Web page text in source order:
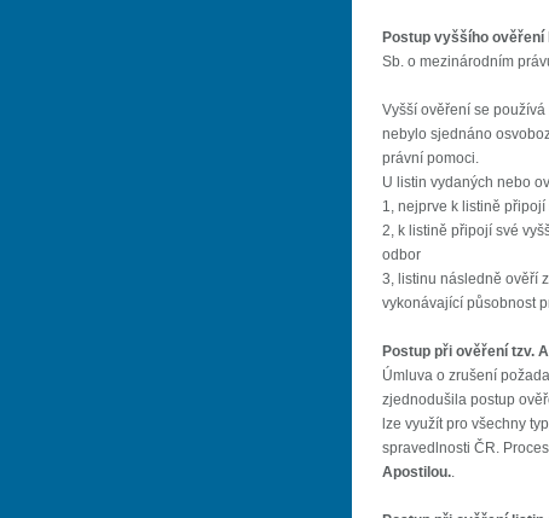
Postup vyššího
Sb. o mezinárodním
Vyšší ověření se
nebylo sjednáno
právní pomoci.
U listin vydaných nebo
1, nejprve k listině
2, k listině připojí své
odbor
3, listinu následně ověří
vykonávající působnost
Postup při ověření tzv.
Úmluva o zrušení
zjednodušila postup
lze využít pro všechny
spravedlnosti ČR.
Apostilou..